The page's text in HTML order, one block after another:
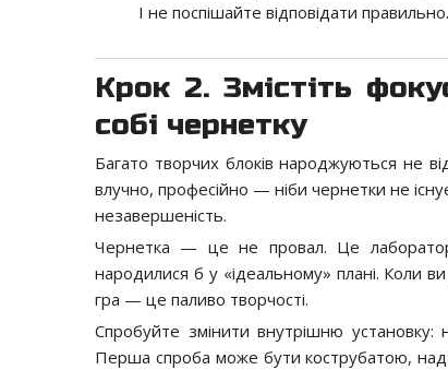
І не поспішайте відповідати
Крок 2. Змістіть
собі чернетку
Багато творчих блоків народжуються не
влучно, професійно — ніби чернетки не
незавершеність.
Чернетка — це не провал. Це
народилися б у «ідеальному» плані. Коли
гра — це паливо творчості.
Спробуйте змінити внутрішню
Перша спроба може бути кострубатою,